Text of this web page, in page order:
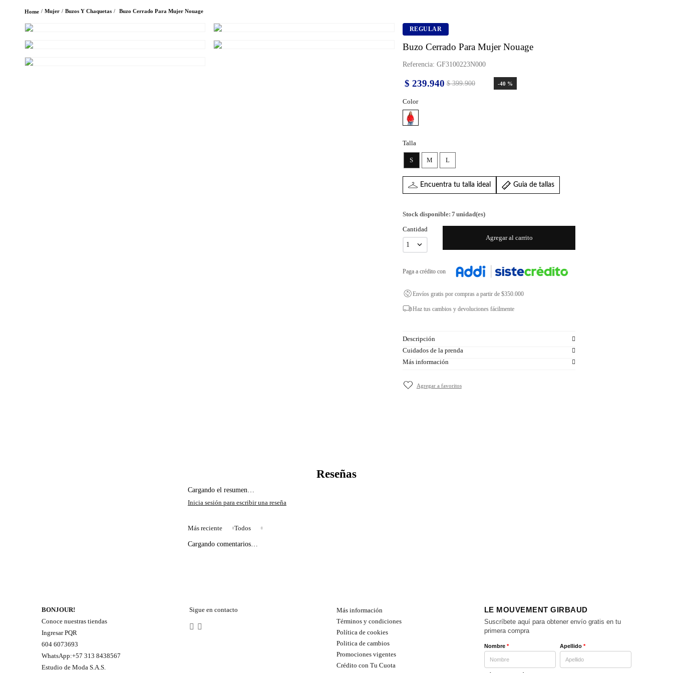
Mujer Buzos Y Chaquetas Buzo Cerrado Para Mujer Nouage
REGULAR
Buzo Cerrado Para Mujer Nouage
Referencia: GF3100223N000
$ 399.900
$ 239.940 -40 %
Color
Talla
S M L
Encuentra tu talla ideal Guia de tallas
Stock disponible: 7 unidad(es)
Cantidad
1
Agregar al carrito
Paga a crédito con
Envíos gratis por compras a partir de $350.000
Haz tus cambios y devoluciones fácilmente
Descripción
Cuidados de la prenda
Más información
Cargando el resumen…
Más reciente Todos
Cargando comentarios…
BONJOUR!
Conoce nuestras tiendas
Ingresar PQR
604 6073693
WhatsApp:+57 313 8438567
Estudio de Moda S.A.S.
Sigue en contacto
Más información
Términos y condiciones
Política de cookies
Politica de cambios
Promociones vigentes
Crédito con Tu Cuota
LE MOUVEMENT GIRBAUD
Suscríbete aquí para obtener envío gratis en tu
primera compra
Nombre* Apellido*